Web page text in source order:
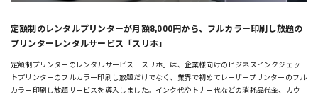
定額制のレンタルプリンターが月額8,000円から、フルカラー印刷し放題の
プリンターレンタルサービス「スリホ」
定額制プリンターのレンタルサービス「スリホ」は、企業様向けのビジネスインクジェッ
トプリンターのフルカラー印刷し放題だけでなく、業界で初めてレーザープリンターのフル
カラー印刷し放題サービスを導入しました。インク代やトナー代などの消耗品代金、カウ